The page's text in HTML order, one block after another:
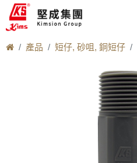
產品 短仔, 砂咀, 銅短仔